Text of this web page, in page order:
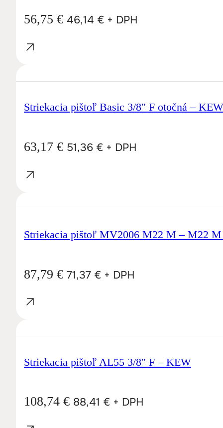
56,75 € 46,14 € + DPH
Striekacia pištoľ Basic 3/8″ F otočná – KEW
63,17 € 51,36 € + DPH
Striekacia pištoľ MV2006 M22 M – M22 M
87,79 € 71,37 € + DPH
Striekacia pištoľ AL55 3/8″ F – KEW
108,74 € 88,41 € + DPH